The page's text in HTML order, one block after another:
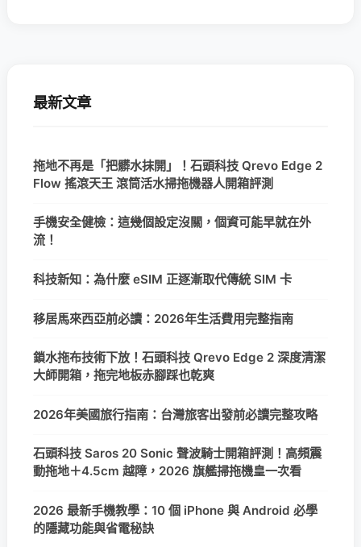
最新文章
拖地不再是「把髒水抹開」！石頭科技 Qrevo Edge 2
Flow 搖滾天王 滾筒活水掃拖機器人開箱評測
手機安全健檢：這幾個設定沒關，個資可能早就在外
流！
科技新知：為什麼 eSIM 正逐漸取代傳統 SIM 卡
移居馬來西亞前必讀：2026年生活費用完整指南
鎖水拖布技術下放！石頭科技 Qrevo Edge 2 深度清潔
大師開箱，拖完地板赤腳踩也乾爽
2026年美國旅行指南：台灣旅客出發前必讀完整攻略
石頭科技 Saros 20 Sonic 聲波騎士開箱評測！高頻震
動拖地＋4.5cm 越障，2026 旗艦掃拖機皇一次看
2026 最新手機教學：10 個 iPhone 與 Android 必學
的隱藏功能與省電秘訣